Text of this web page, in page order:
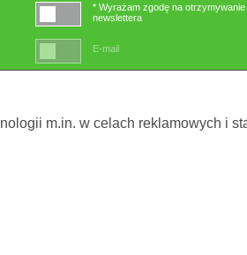
* Wyrażam zgodę na otrzymywanie
newslettera
E-mail
m.in. w celach reklamowych i